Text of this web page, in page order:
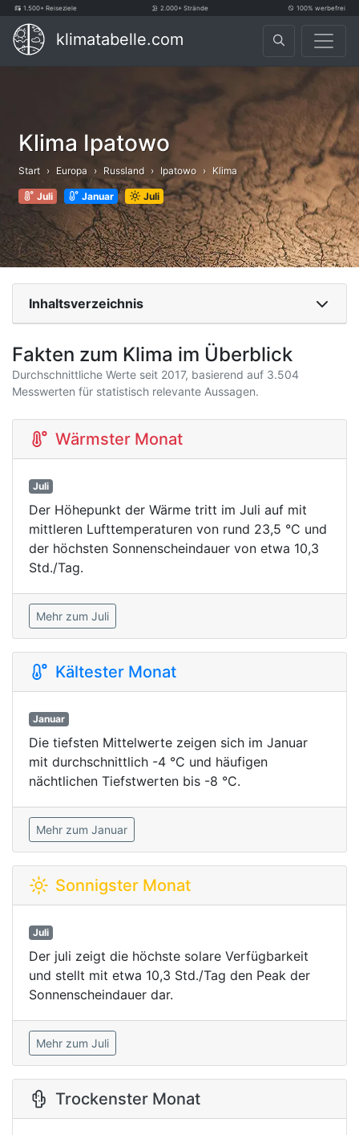
1.500+ Reiseziele 2.000+ Strände 100% werbefrei
klimatabelle.com
Klima Ipatowo
Start Europa Russland Ipatowo Klima
Juli Januar Juli
Inhaltsverzeichnis
Fakten zum Klima im Überblick
Durchschnittliche Werte seit 2017, basierend auf 3.504
Messwerten für statistisch relevante Aussagen.
Wärmster Monat
Juli
Der Höhepunkt der Wärme tritt im Juli auf mit
mittleren Lufttemperaturen von rund 23,5 °C und
der höchsten Sonnenscheindauer von etwa 10,3
Std./Tag.
Mehr zum Juli
Kältester Monat
Januar
Die tiefsten Mittelwerte zeigen sich im Januar
mit durchschnittlich -4 °C und häufigen
nächtlichen Tiefstwerten bis -8 °C.
Mehr zum Januar
Sonnigster Monat
Juli
Der juli zeigt die höchste solare Verfügbarkeit
und stellt mit etwa 10,3 Std./Tag den Peak der
Sonnenscheindauer dar.
Mehr zum Juli
Trockenster Monat